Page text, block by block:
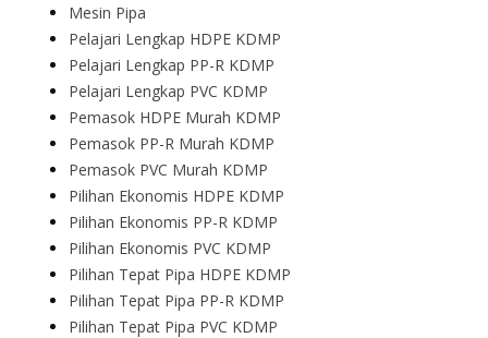
Mesin Pipa
Pelajari Lengkap HDPE KDMP
Pelajari Lengkap PP-R KDMP
Pelajari Lengkap PVC KDMP
Pemasok HDPE Murah KDMP
Pemasok PP-R Murah KDMP
Pemasok PVC Murah KDMP
Pilihan Ekonomis HDPE KDMP
Pilihan Ekonomis PP-R KDMP
Pilihan Ekonomis PVC KDMP
Pilihan Tepat Pipa HDPE KDMP
Pilihan Tepat Pipa PP-R KDMP
Pilihan Tepat Pipa PVC KDMP